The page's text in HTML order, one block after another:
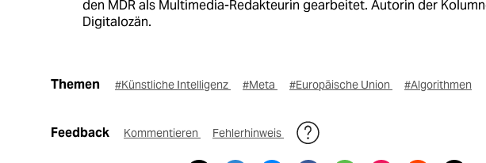
den MDR als Multimedia-Redakteurin gearbeitet. Autorin der
Digitalozän.
Themen #Künstliche Intelligenz #Meta #Europäische Union #Algorithmen
Feedback Kommentieren Fehlerhinweis